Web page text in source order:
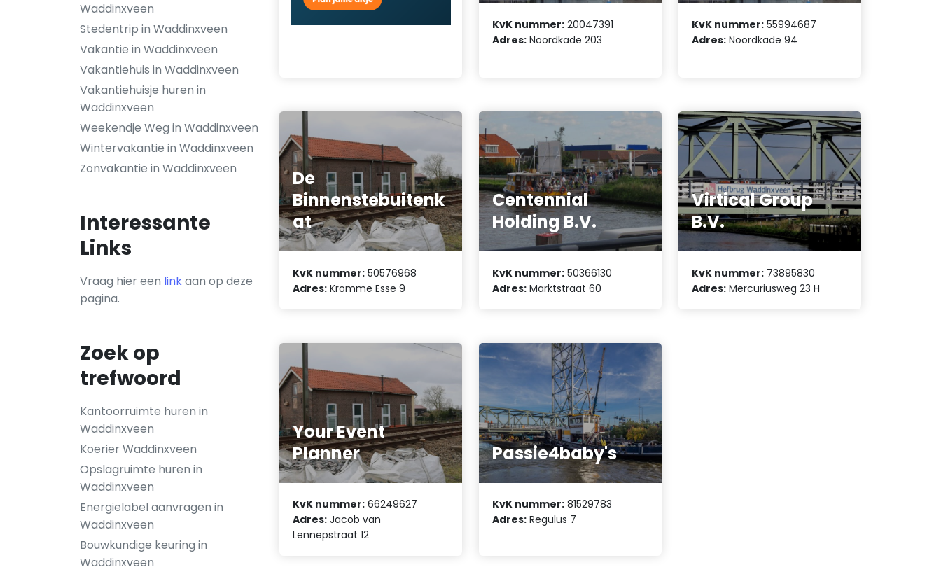
Waddinxveen
Stedentrip in Waddinxveen
Vakantie in Waddinxveen
Vakantiehuis in Waddinxveen
Vakantiehuisje huren in
Waddinxveen
Weekendje Weg in Waddinxveen
Wintervakantie in Waddinxveen
Zonvakantie in Waddinxveen
Interessante
Links
Vraag hier een linkaan op deze
pagina.
Zoek op
trefwoord
Kantoorruimte huren in
Waddinxveen
Koerier Waddinxveen
Opslagruimte huren in
Waddinxveen
Energielabel aanvragen in
Waddinxveen
Bouwkundige keuring in
Waddinxveen
KvK nummer: 20047391
Adres: Noordkade 203
KvK nummer: 55994687
Adres: Noordkade 94
De
Binnenstebuitenk
at
KvK nummer: 50576968
Adres: Kromme Esse 9
Centennial
Holding B.V.
KvK nummer: 50366130
Adres: Marktstraat 60
Virtical Group
B.V.
KvK nummer: 73895830
Adres: Mercuriusweg 23 H
Your Event
Planner
KvK nummer: 66249627
Adres: Jacob van
Lennepstraat 12
Passie4baby's
KvK nummer: 81529783
Adres: Regulus 7